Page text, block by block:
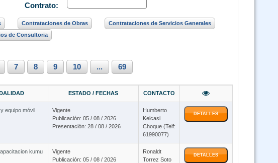
Contrato:
Contrataciones de Obras
Contrataciones de Servicios Generales
de Consultoria
7 8 9 10 ... 69
ESTADO / FECHAS CONTACTO
equipo móvil
Vigente
Publicación: 05 / 08 / 2026
Presentación: 28 / 08 / 2026
Humberto
Kelcasi
Choque (Telf:
61990077)
DETALLES
kumu
Vigente
Publicación: 05 / 08 / 2026
Ronaldt
Torrez Soto
DETALLES